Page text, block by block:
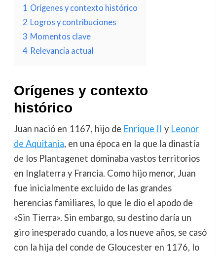
1 Orígenes y contexto histórico
2 Logros y contribuciones
3 Momentos clave
4 Relevancia actual
Orígenes y contexto
histórico
Juan nació en 1167, hijo de Enrique II y Leonor
de Aquitania, en una época en la que la dinastía
de los Plantagenet dominaba vastos territorios
en Inglaterra y Francia. Como hijo menor, Juan
fue inicialmente excluido de las grandes
herencias familiares, lo que le dio el apodo de
«Sin Tierra». Sin embargo, su destino daría un
giro inesperado cuando, a los nueve años, se casó
con la hija del conde de Gloucester en 1176, lo